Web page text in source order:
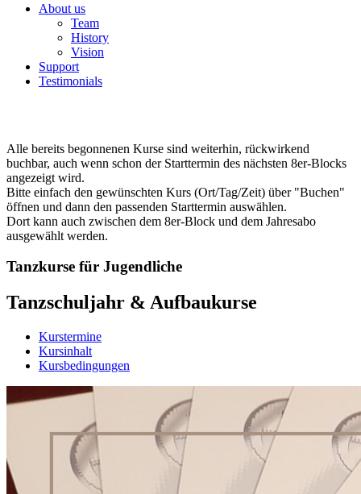
About us
Team
History
Vision
Support
Testimonials
Alle bereits begonnenen Kurse sind weiterhin, rückwirkend
buchbar, auch wenn schon der Starttermin des nächsten 8er-Blocks
angezeigt wird.
Bitte einfach den gewünschten Kurs (Ort/Tag/Zeit) über "Buchen"
öffnen und dann den passenden Starttermin auswählen.
Dort kann auch zwischen dem 8er-Block und dem Jahresabo
ausgewählt werden.
Tanzkurse für Jugendliche
Tanzschuljahr & Aufbaukurse
Kurstermine
Kursinhalt
Kursbedingungen